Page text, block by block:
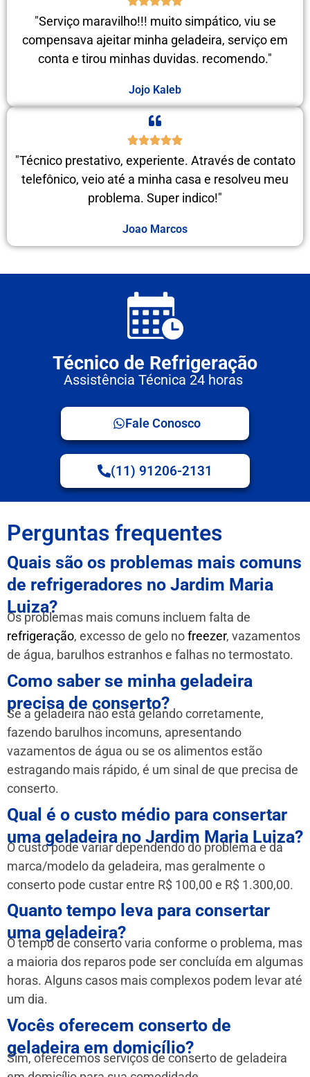
"Serviço maravilho!!! muito simpático, viu se
compensava ajeitar minha geladeira, serviço em
conta e tirou minhas duvidas. recomendo."
Jojo Kaleb
"Técnico prestativo, experiente. Através de contato
telefônico, veio até a minha casa e resolveu meu
problema. Super indico!"
Joao Marcos
Técnico de Refrigeração
Assistência Técnica 24 horas
Fale Conosco
(11) 91206-2131
Perguntas frequentes
Quais são os problemas mais comuns
de refrigeradores no Jardim Maria
Luiza?
Os problemas mais comuns incluem falta de
refrigeração, excesso de gelo nofreezer, vazamentos
de água, barulhos estranhos e falhas no termostato.
Como saber se minha geladeira
precisa de conserto?
Se a geladeira não está gelando corretamente,
fazendo barulhos incomuns, apresentando
vazamentos de água ou se os alimentos estão
estragando mais rápido, é um sinal de que precisa de
conserto.
Qual é o custo médio para consertar
uma geladeira no Jardim Maria Luiza?
O custo pode variar dependendo do problema e da
marca/modelo da geladeira, mas geralmente o
conserto pode custar entre R$ 100,00 e R$ 1.300,00.
Quanto tempo leva para consertar
uma geladeira?
O tempo de conserto varia conforme o problema, mas
a maioria dos reparos pode ser concluída em algumas
horas. Alguns casos mais complexos podem levar até
um dia.
Vocês oferecem conserto de
geladeira em domicílio?
Sim, oferecemos serviços de conserto de geladeira